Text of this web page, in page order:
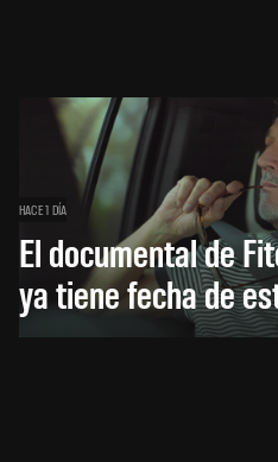
HACE 1 DÍA
El documental de
ya tiene fecha de